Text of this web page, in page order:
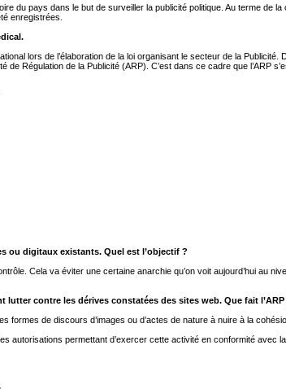
du pays dans le but de surveiller la publicité politique. Au terme
enregistrées.
lors de l’élaboration de la loi organisant le secteur de la
Régulation de la Publicité (ARP). C’est dans ce cadre que l’ARP
ou digitaux existants. Quel est l’objectif ?
Cela va éviter une certaine anarchie qu’on voit aujourd’hui au
contre les dérives constatées des sites web. Que fait
de discours d’images ou d’actes de nature à nuire à la
autorisations permettant d’exercer cette activité en conformité